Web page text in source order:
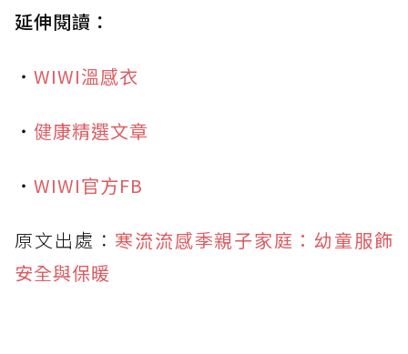
延伸閱讀：
・ WIWI溫感衣
・ 健康精選文章
・ WIWI官方FB
原文出處： 寒流流感季親子家庭：幼童服飾
安全與保暖